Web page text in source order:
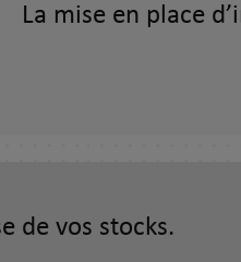
La mise en place
de vos stocks.